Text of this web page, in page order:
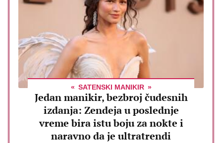
SATENSKI MANIKIR
Jedan manikir, bezbroj čudesnih
izdanja: Zendeja u poslednje
vreme bira istu boju za nokte i
naravno da je ultratrendi